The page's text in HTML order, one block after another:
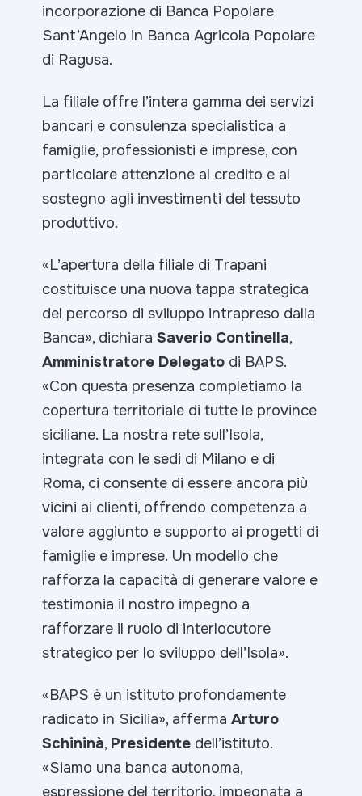
incorporazione di Banca Popolare
Sant’Angelo in Banca Agricola Popolare
di Ragusa.
La filiale offre l’intera gamma dei servizi
bancari e consulenza specialistica a
famiglie, professionisti e imprese, con
particolare attenzione al credito e al
sostegno agli investimenti del tessuto
produttivo.
«L’apertura della filiale di Trapani
costituisce una nuova tappa strategica
del percorso di sviluppo intrapreso dalla
Banca», dichiaraSaverio Continella,
Amministratore Delegato di BAPS.
«Con questa presenza completiamo la
copertura territoriale di tutte le province
siciliane. La nostra rete sull’Isola,
integrata con le sedi di Milano e di
Roma, ci consente di essere ancora più
vicini ai clienti, offrendo competenza a
valore aggiunto e supporto ai progetti di
famiglie e imprese. Un modello che
rafforza la capacità di generare valore e
testimonia il nostro impegno a
rafforzare il ruolo di interlocutore
strategico per lo sviluppo dell’Isola».
«BAPS è un istituto profondamente
radicato in Sicilia», affermaArturo
Schininà, Presidente dell’istituto.
«Siamo una banca autonoma,
espressione del territorio, impegnata a